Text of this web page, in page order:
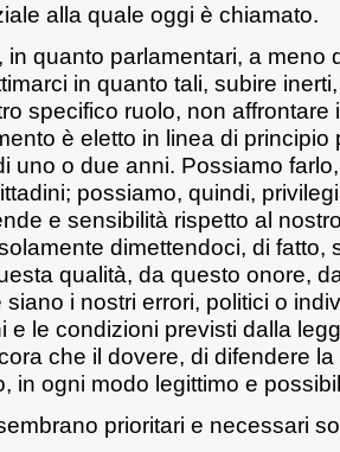
alla quale oggi è chiamato.
in quanto parlamentari, a meno
in quanto tali, subire
specifico ruolo, non affrontare
è eletto in linea di principio
uno o due anni. Possiamo
possiamo, quindi,
e sensibilità rispetto al
dimettendoci, di fatto,
qualità, da questo onore,
i nostri errori, politici o
e le condizioni previsti dalla
che il dovere, di difendere
in ogni modo legittimo e
prioritari e necessari